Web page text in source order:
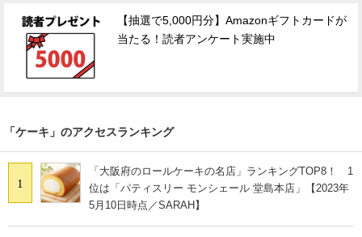
【抽選で5,000円分】Amazonギフトカードが
当たる！読者アンケート実施中
「ケーキ」のアクセスランキング
1
「大阪府のロールケーキの名店」ランキングTOP8！ 1
位は「パティスリー モンシェール 堂島本店」【2023年
5月10日時点／SARAH】